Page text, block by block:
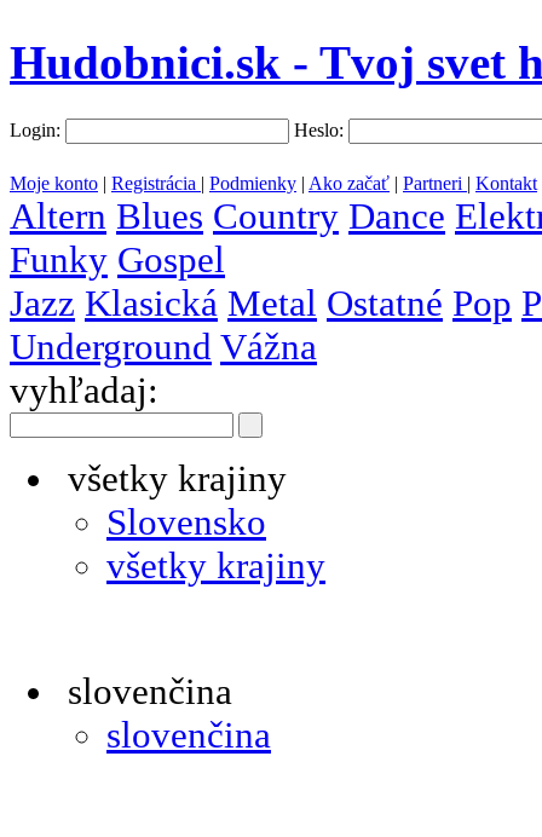
Hudobnici.sk - Tvoj svet
Login: Heslo:
Moje konto | Registrácia | Podmienky | Ako začať | Partneri | Kontakt
Altern Blues Country Dance
Funky Gospel
Jazz Klasická Metal Ostatné Pop
Underground Vážna
vyhľadaj:
všetky krajiny
Slovensko
všetky krajiny
slovenčina
slovenčina